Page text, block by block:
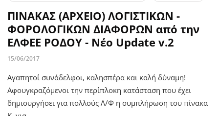
ΠΙΝΑΚΑΣ (ΑΡΧΕΙΟ) ΛΟΓΙΣΤΙΚΩΝ -
ΦΟΡΟΛΟΓΙΚΩΝ ΔΙΑΦOΡΩΝ από την
ΕΛΦΕΕ ΡΟΔΟΥ - Νέο Update v.2
15/06/2017
Αγαπητοί συνάδελφοι, καλησπέρα και καλή δύναμη!
Αφουγκραζόμενοι την περίπλοκη κατάσταση που έχει
δημιουργήσει για πολλούς Λ/Φ η συμπλήρωση του πίνακα